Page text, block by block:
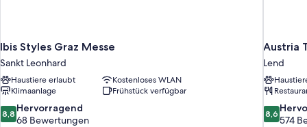
Ibis Styles Graz Messe
Sankt Leonhard
Haustiere erlaubt
Kostenloses WLAN
Klimaanlage
Frühstück verfügbar
8.8
von
8,8 Hervorragend
68 Bewertungen
Austria
Lend
8.6
von
8,6
574